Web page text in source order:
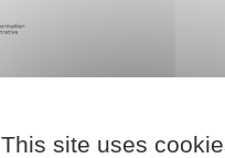
This site uses